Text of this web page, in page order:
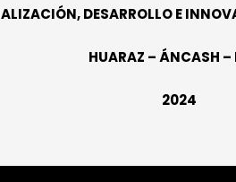
DESARROLLO E
HUARAZ – ÁNCASH –
2024